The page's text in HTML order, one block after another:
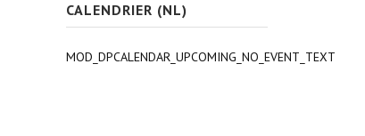
CALENDRIER (NL)
MOD_DPCALENDAR_UPCOMING_NO_EVENT_TEXT